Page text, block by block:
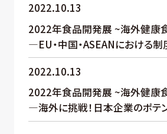
2022.10.13
2022年食品開発展 ~海外健康
―EU・中国・ASEANにおける
2022.10.13
2022年食品開発展 ~海外健康
―海外に挑戦！日本企業のポテ